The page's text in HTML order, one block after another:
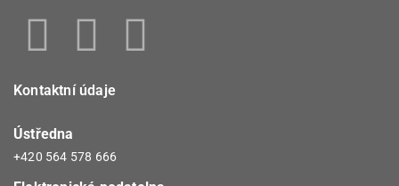
Kontaktní údaje
Ústředna
+420 564 578 666